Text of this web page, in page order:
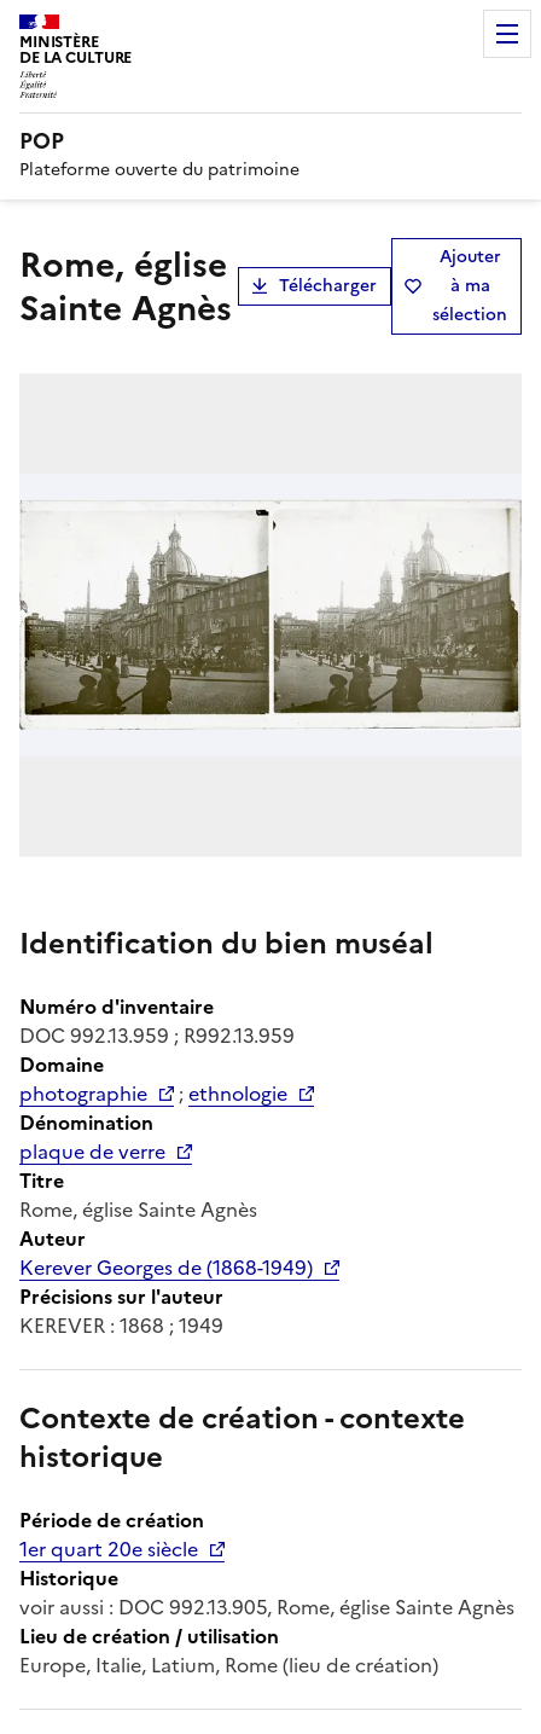
MINISTÈRE
DE LA CULTURE
POP
Plateforme ouverte du patrimoine
Rome, église
Sainte Agnès
Télécharger
Ajouter
à ma
sélection
Identification du bien muséal
Numéro d'inventaire
DOC 992.13.959 ; R992.13.959
Domaine
photographie
;ethnologie
Dénomination
plaque de verre
Titre
Rome, église Sainte Agnès
Auteur
Kerever Georges de (1868-1949)
Précisions sur l'auteur
KEREVER : 1868 ; 1949
Contexte de création - contexte
historique
Période de création
1er quart 20e siècle
Historique
voir aussi : DOC 992.13.905, Rome, église Sainte Agnès
Lieu de création / utilisation
Europe, Italie, Latium, Rome (lieu de création)